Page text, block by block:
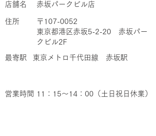
店舗名 赤坂パークビル店
​住所
〒107-0052
東京都港区赤坂5-2-20 赤坂パー
クビル2F
​最寄駅 東京メトロ千代田線 赤坂駅
営業時間 11：15～14：00（土日祝日休業）